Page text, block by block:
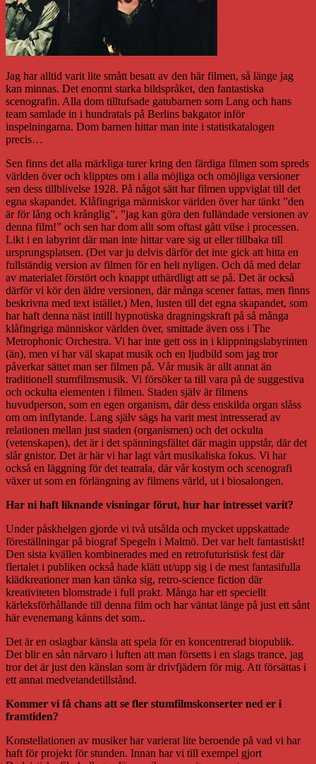
Jag har alltid varit lite smått besatt av den här filmen, så länge jag
kan minnas. Det enormt starka bildspråket, den fantastiska
scenografin. Alla dom tilltufsade gatubarnen som Lang och hans
team samlade in i hundratals på Berlins bakgator inför
inspelningarna. Dom barnen hittar man inte i statistkatalogen
precis…
Sen finns det alla märkliga turer kring den färdiga filmen som spreds
världen över och klipptes om i alla möjliga och omöjliga versioner
sen dess tillblivelse 1928. På något sätt har filmen uppviglat till det
egna skapandet. Klåfingriga människor världen över har tänkt ”den
är för lång och krånglig”, ”jag kan göra den fulländade versionen av
denna film!” och sen har dom allt som oftast gått vilse i processen.
Likt i en labyrint där man inte hittar vare sig ut eller tillbaka till
ursprungsplatsen. (Det var ju delvis därför det inte gick att hitta en
fullständig version av filmen för en helt nyligen. Och då med delar
av materialet förstört och knappt uthärdligt att se på. Det är också
därför vi kör den äldre versionen, där många scener fattas, men finns
beskrivna med text istället.) Men, lusten till det egna skapandet, som
har haft denna näst intill hypnotiska dragningskraft på så många
klåfingriga människor världen över, smittade även oss i The
Metrophonic Orchestra. Vi har inte gett oss in i klippningslabyrinten
(än), men vi har väl skapat musik och en ljudbild som jag tror
påverkar sättet man ser filmen på. Vår musik är allt annat än
traditionell stumfilmsmusik. Vi försöker ta till vara på de suggestiva
och ockulta elementen i filmen. Staden själv är filmens
huvudperson, som en egen organism, där dess enskilda organ slåss
om om inflytande. Lang själv sägs ha varit mest intresserad av
relationen mellan just staden (organismen) och det ockulta
(vetenskapen), det är i det spänningsfältet där magin uppstår, där det
slår gnistor. Det är här vi har lagt vårt musikaliska fokus. Vi har
också en läggning för det teatrala, där vår kostym och scenografi
växer ut som en förlängning av filmens värld, ut i biosalongen.
Har ni haft liknande visningar förut, hur har intresset varit?
Under påskhelgen gjorde vi två utsålda och mycket uppskattade
föreställningar på biograf Spegeln i Malmö. Det var helt fantastiskt!
Den sista kvällen kombinerades med en retrofuturistisk fest där
flertalet i publiken också hade klätt ut/upp sig i de mest fantasifulla
klädkreationer man kan tänka sig, retro-science fiction där
kreativiteten blomstrade i full prakt. Många har ett speciellt
kärleksförhållande till denna film och har väntat länge på just ett sånt
här evenemang känns det som..
Det är en oslagbar känsla att spela för en koncentrerad biopublik.
Det blir en sån närvaro i luften att man försetts i en slags trance, jag
tror det är just den känslan som är drivfjädern för mig. Att försättas i
ett annat medvetandetillstånd.
Kommer vi få chans att se fler stumfilmskonserter ned er i
framtiden?
Konstellationen av musiker har varierat lite beroende på vad vi har
haft för projekt för stunden. Innan har vi till exempel gjort